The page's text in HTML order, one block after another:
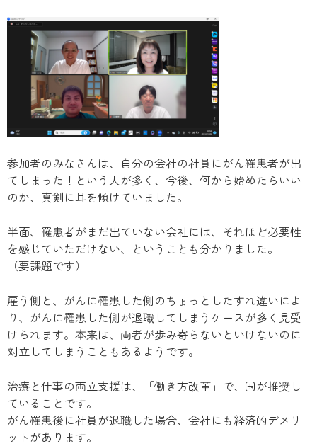
参加者のみなさんは、自分の会社の社員にがん罹患者が出
てしまった！という人が多く、今後、何から始めたらいい
のか、真剣に耳を傾けていました。
半面、罹患者がまだ出ていない会社には、それほど必要性
を感じていただけない、ということも分かりました。
（要課題です）
雇う側と、がんに罹患した側のちょっとしたすれ違いによ
り、がんに罹患した側が退職してしまうケースが多く見受
けられます。本来は、両者が歩み寄らないといけないのに
対立してしまうこともあるようです。
治療と仕事の両立支援は、「働き方改革」で、国が推奨し
ていることです。
がん罹患後に社員が退職した場合、会社にも経済的デメリ
ットがあります。